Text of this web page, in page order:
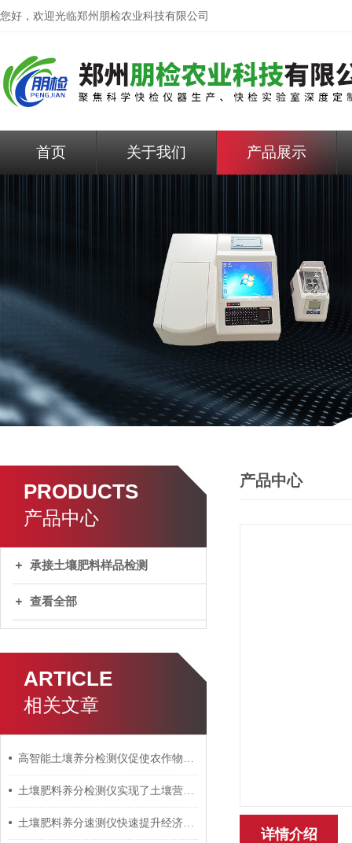
您好，欢迎光临郑州朋检农业科技有限公司
首页 关于我们 产品展示
PRODUCTS
产品中心
承接土壤肥料样品检测
查看全部
ARTICLE
相关文章
高智能土壤养分检测仪促使农作物的产量增加
土壤肥料养分检测仪实现了土壤营养的快速测定
土壤肥料养分速测仪快速提升经济效益
产品中心
详情介绍